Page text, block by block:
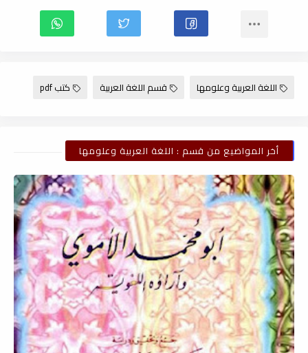
اللغة العربية وعلومها قسم اللغة العربية كتب pdf
أخر المواضيع من قسم : اللغة العربية وعلومها